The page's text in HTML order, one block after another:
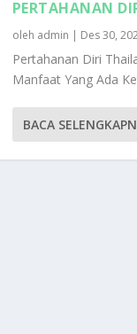
PERTAHANAN
oleh admin | Des 30,
Pertahanan Diri
Manfaat Yang Ada
BACA